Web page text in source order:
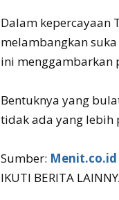
Dalam kepercayaan
melambangkan
ini menggambarkan
Bentuknya yang
tidak ada yang lebih
Sumber: Menit.co.id
IKUTI BERITA